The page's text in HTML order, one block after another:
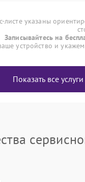
листе указаны
Записывайтесь на
устройство и укажем
Показать все услуги